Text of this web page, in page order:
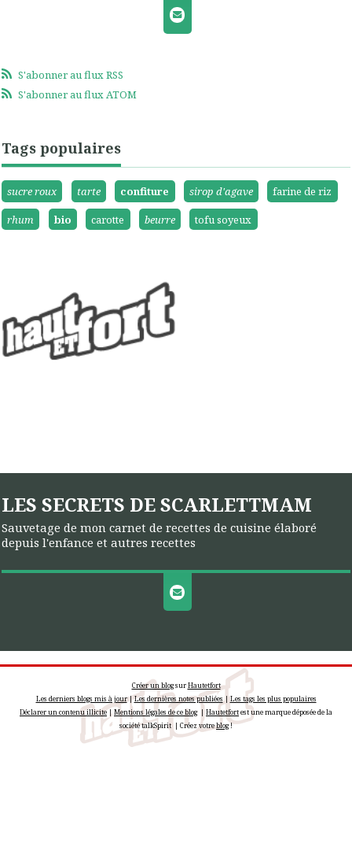
S'abonner au flux RSS
S'abonner au flux ATOM
Tags populaires
sucre roux tarte confiture sirop d'agave
farine de riz
rhum
bio carotte beurre tofu soyeux
LES SECRETS DE SCARLETTMAM
Sauvetage de mon carnet de recettes de cuisine élaboré
depuis l'enfance et autres recettes
Créer un blogsurHautetfort
Les derniers blogs mis à jour|Les dernières notes publiées |Les tags les plus populaires
Déclarer un contenu illicite|Mentions légales de ce blog| Hautetfortest une marque déposée de la
société talkSpirit | Créez votreblog!